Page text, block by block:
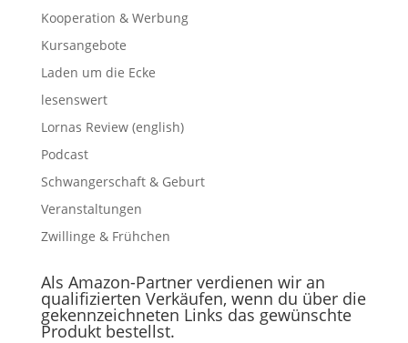
Kooperation & Werbung
Kursangebote
Laden um die Ecke
lesenswert
Lornas Review (english)
Podcast
Schwangerschaft & Geburt
Veranstaltungen
Zwillinge & Frühchen
Als Amazon-Partner verdienen wir an
qualifizierten Verkäufen, wenn du über die
gekennzeichneten Links das gewünschte
Produkt bestellst.